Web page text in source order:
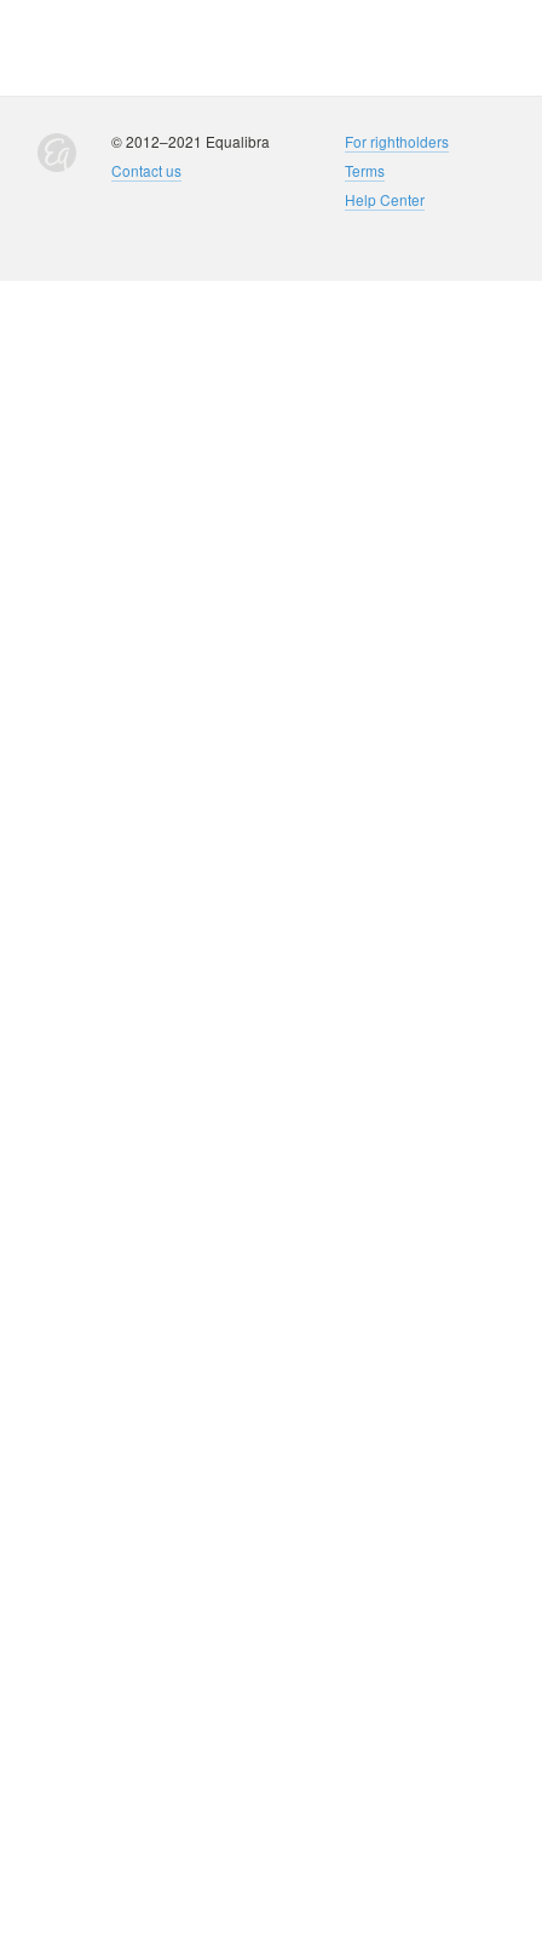
© 2012–2021 Equalibra
Contact us
For rightholders
Terms
Help Center